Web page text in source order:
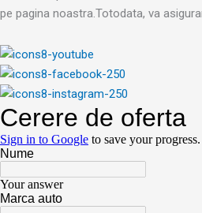
pe pagina noastra.Totodata, va